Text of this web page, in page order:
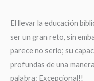
El llevar la educación
ser un gran reto, sin
parece no serlo; su
profundas de una
palabra: Excepcional!!